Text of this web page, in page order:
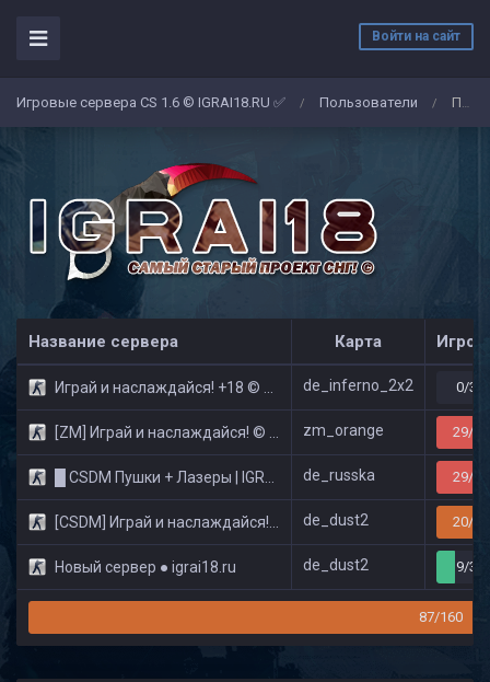
Войти на сайт
Игровые сервера CS 1.6 © IGRAI18.RU ✅ / Пользователи / Павел
Название сервера Карта
Играй и наслаждайся! +18 © Public de_inferno_2x2 0/32
[ZM] Играй и наслаждайся! © Zombie Show zm_orange 29/32
█ CSDM Пушки + Лазеры | IGRAI18.RU ツ █ de_russka 29/32
[CSDM] Играй и наслаждайся! © Classic de_dust2 20/32
Новый сервер ● igrai18.ru de_dust2 9/32
87/160